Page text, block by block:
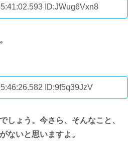
ID:JWug6Vxn8
ID:9f5q39JzV
しょう。今さら、そんなこと、
ないと思いますよ。